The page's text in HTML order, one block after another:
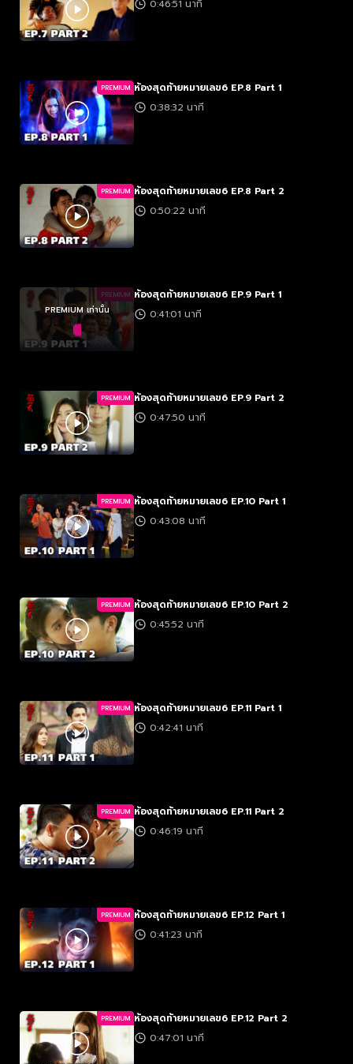
0:46:51 นาที
PREMIUM ห้องสุดท้ายหมายเลข6 EP.8 Part 1
0:38:32 นาที
PREMIUM ห้องสุดท้ายหมายเลข6 EP.8 Part 2
0:50:22 นาที
PREMIUM
PREMIUM เท่านั้น
ห้องสุดท้ายหมายเลข6 EP.9 Part 1
0:41:01 นาที
PREMIUM ห้องสุดท้ายหมายเลข6 EP.9 Part 2
0:47:50 นาที
PREMIUM ห้องสุดท้ายหมายเลข6 EP.10 Part 1
0:43:08 นาที
PREMIUM ห้องสุดท้ายหมายเลข6 EP.10 Part 2
0:45:52 นาที
PREMIUM ห้องสุดท้ายหมายเลข6 EP.11 Part 1
0:42:41 นาที
PREMIUM ห้องสุดท้ายหมายเลข6 EP.11 Part 2
0:46:19 นาที
PREMIUM ห้องสุดท้ายหมายเลข6 EP.12 Part 1
0:41:23 นาที
PREMIUM ห้องสุดท้ายหมายเลข6 EP.12 Part 2
0:47:01 นาที